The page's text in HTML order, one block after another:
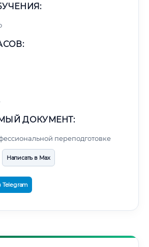
ДОКУМЕНТ:
переподготовке
Написать в Max
Telegram